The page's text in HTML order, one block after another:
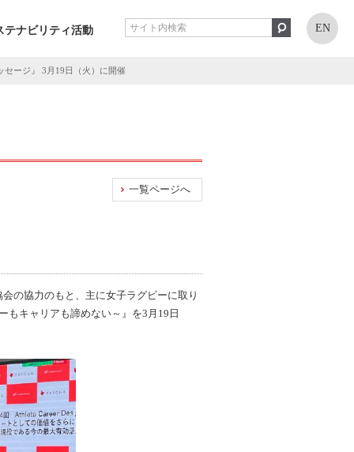
テナビリティ活動 EN
ージ』 3月19日（火）に開催
一覧ページへ
の協力のもと、主に女子ラグビーに取り
もキャリアも諦めない～』を3月19日